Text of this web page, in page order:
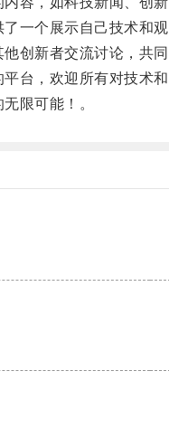
个展示自己技术和观
新者交流讨论，共同
，欢迎所有对技术和
限可能！。